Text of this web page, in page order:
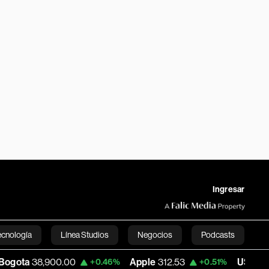
Ingresar
Línea Studios Negocios Podcasts
English
+0.46% Apple 312.53 +0.51% USD COP 3,159.39